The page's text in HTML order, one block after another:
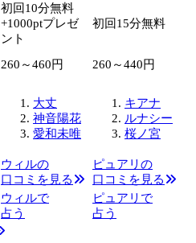
初回10分無料
+1000ptプレゼ
ント
初回15分無料
260～460円 260～440円
大丈
神音陽花
愛和未唯
キアナ
ルナシー
桜ノ宮
ウィルの
口コミを見る
ピュアリの
口コミを見る
ウィルで
占う
ピュアリで
占う